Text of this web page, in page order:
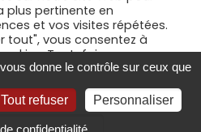
Grand'Croix
plus pertinente en
et vos visites répétées.
tout", vous consentez à
Toutefois, vous
des cookies" pour fournir
Accepter tout
donne le contrôle sur ceux que
Tout refuser Personnaliser
confidentialité